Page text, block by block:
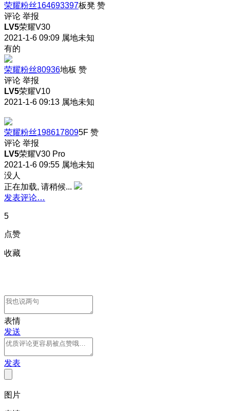
荣耀粉丝164693397板凳 赞
评论 举报
LV5荣耀V30
2021-1-6 09:09 属地未知
有的
荣耀粉丝80936地板 赞
评论 举报
LV5荣耀V10
2021-1-6 09:13 属地未知
荣耀粉丝1986178095F 赞
评论 举报
LV5荣耀V30 Pro
2021-1-6 09:55 属地未知
没人
正在加载, 请稍候...
发表评论…
5
点赞
收藏
表情
发送
发表
图片